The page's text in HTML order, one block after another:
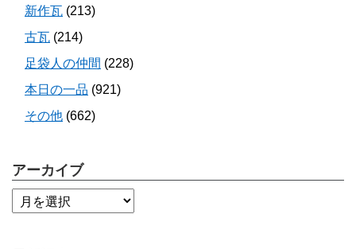
新作瓦 (213)
古瓦 (214)
足袋人の仲間 (228)
本日の一品 (921)
その他 (662)
アーカイブ